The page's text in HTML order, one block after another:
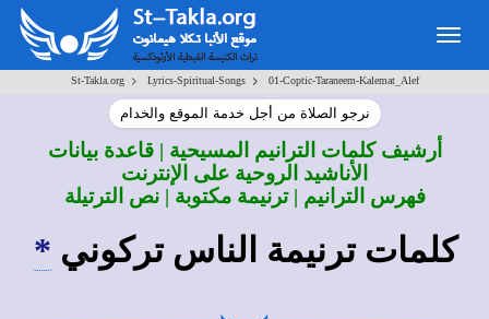
St-Takla.org> Lyrics-Spiritual-Songs> 01-Coptic-Taraneem-Kalemat_Alef
نرجو الصلاة من أجل خدمة الموقع والخدام
أرشيف كلمات الترانيم المسيحية | قاعدة بيانات
الأناشيد الروحية على الإنترنت
فهرس الترانيم | ترنيمة مكتوبة | نص الترتيلة
كلمات ترنيمة الناس تركوني *